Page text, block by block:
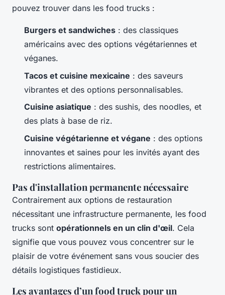
pouvez trouver dans les food trucks :
Burgers et sandwiches : des classiques
américains avec des options végétariennes et
véganes.
Tacos et cuisine mexicaine : des saveurs
vibrantes et des options personnalisables.
Cuisine asiatique : des sushis, des noodles, et
des plats à base de riz.
Cuisine végétarienne et végane : des options
innovantes et saines pour les invités ayant des
restrictions alimentaires.
Pas d'installation permanente nécessaire
Contrairement aux options de restauration
nécessitant une infrastructure permanente, les food
trucks sont opérationnels en un clin d'œil. Cela
signifie que vous pouvez vous concentrer sur le
plaisir de votre événement sans vous soucier des
détails logistiques fastidieux.
Les avantages d’un food truck pour un